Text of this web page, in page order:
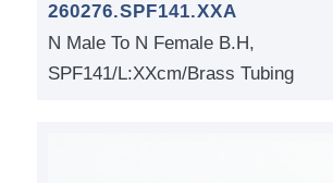
260276.SPF141.XXA
N Male To N Female B.H,
SPF141/L:XXcm/Brass Tubing